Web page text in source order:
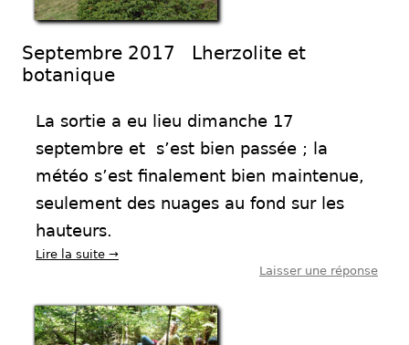
Septembre 2017 Lherzolite et
botanique
La sortie a eu lieu dimanche 17
septembre et s’est bien passée ; la
météo s’est finalement bien maintenue,
seulement des nuages au fond sur les
hauteurs.
Lire la suite →
Laisser une réponse